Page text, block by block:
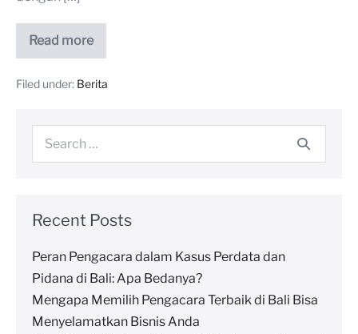
Read more
Filed under: Berita
Recent Posts
Peran Pengacara dalam Kasus Perdata dan
Pidana di Bali: Apa Bedanya?
Mengapa Memilih Pengacara Terbaik di Bali Bisa
Menyelamatkan Bisnis Anda